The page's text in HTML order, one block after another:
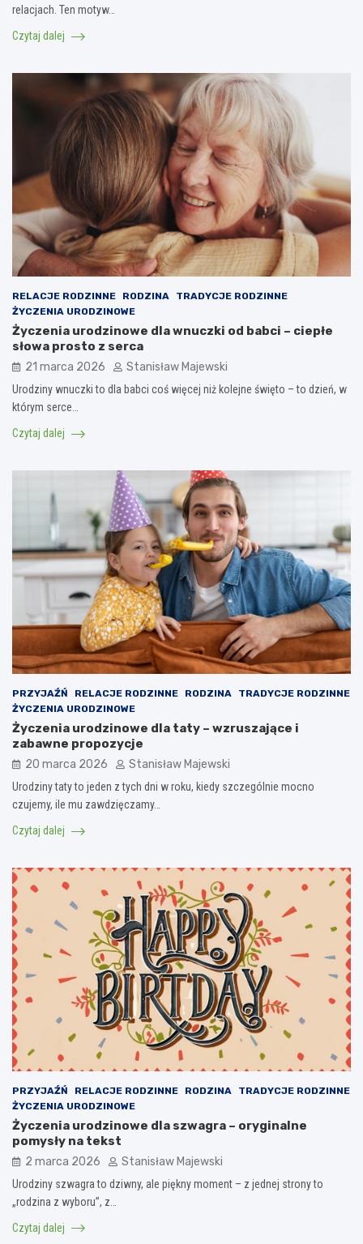
relacjach. Ten motyw…
Czytaj dalej
RELACJE RODZINNE RODZINA
TRADYCJE RODZINNE
ŻYCZENIA URODZINOWE
Życzenia urodzinowe dla wnuczki od babci – ciepłe
słowa prosto z serca
21 marca 2026 Stanisław Majewski
Urodziny wnuczki to dla babci coś więcej niż kolejne święto – to dzień, w
którym serce…
Czytaj dalej
PRZYJAŹŃ RELACJE RODZINNE RODZINA
TRADYCJE RODZINNE
ŻYCZENIA URODZINOWE
Życzenia urodzinowe dla taty – wzruszające i
zabawne propozycje
20 marca 2026 Stanisław Majewski
Urodziny taty to jeden z tych dni w roku, kiedy szczególnie mocno
czujemy, ile mu zawdzięczamy…
Czytaj dalej
PRZYJAŹŃ RELACJE RODZINNE RODZINA
TRADYCJE RODZINNE
ŻYCZENIA URODZINOWE
Życzenia urodzinowe dla szwagra – oryginalne
pomysły na tekst
2 marca 2026 Stanisław Majewski
Urodziny szwagra to dziwny, ale piękny moment – z jednej strony to
„rodzina z wyboru”, z…
Czytaj dalej